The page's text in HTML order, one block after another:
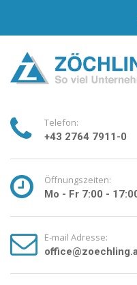
Telefon:
+43 2764 7911-0
Öffnungszeiten:
Mo - Fr 7:00 -
E-mail Adresse: